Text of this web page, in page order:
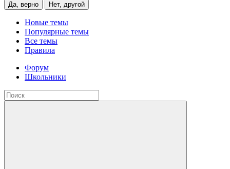
Да, верно Нет, другой
Новые темы
Популярные темы
Все темы
Правила
Форум
Школьники